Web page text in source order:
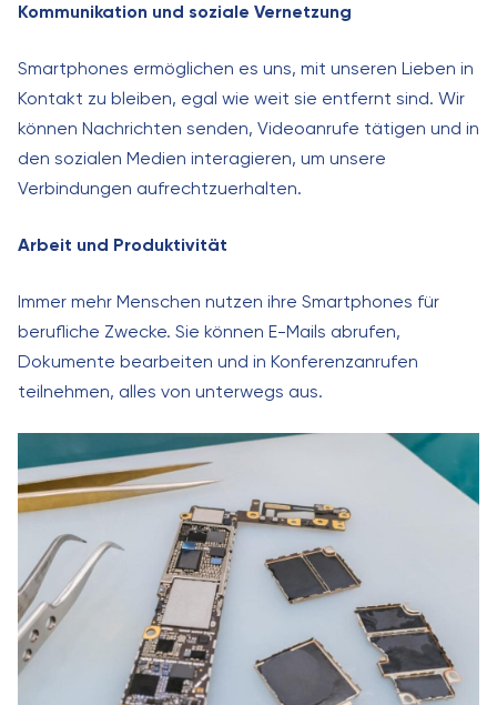
Kommunikation und soziale Vernetzung
Smartphones ermöglichen es uns, mit unseren Lieben in
Kontakt zu bleiben, egal wie weit sie entfernt sind. Wir
können Nachrichten senden, Videoanrufe tätigen und in
den sozialen Medien interagieren, um unsere
Verbindungen aufrechtzuerhalten.
Arbeit und Produktivität
Immer mehr Menschen nutzen ihre Smartphones für
berufliche Zwecke. Sie können E-Mails abrufen,
Dokumente bearbeiten und in Konferenzanrufen
teilnehmen, alles von unterwegs aus.